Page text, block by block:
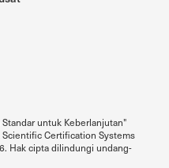
untuk Keberlanjutan"
Certification Systems
Hak cipta dilindungi undang-